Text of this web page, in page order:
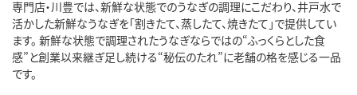
専門店・川豊では、新鮮な状態でのうなぎの調理にこだわり、井戸水で
活かした新鮮なうなぎを「割きたて、蒸したて、焼きたて」で提供してい
ます。 新鮮な状態で調理されたうなぎならではの“ふっくらとした食
感”と創業以来継ぎ足し続ける“秘伝のたれ”に老舗の格を感じる一品
です。